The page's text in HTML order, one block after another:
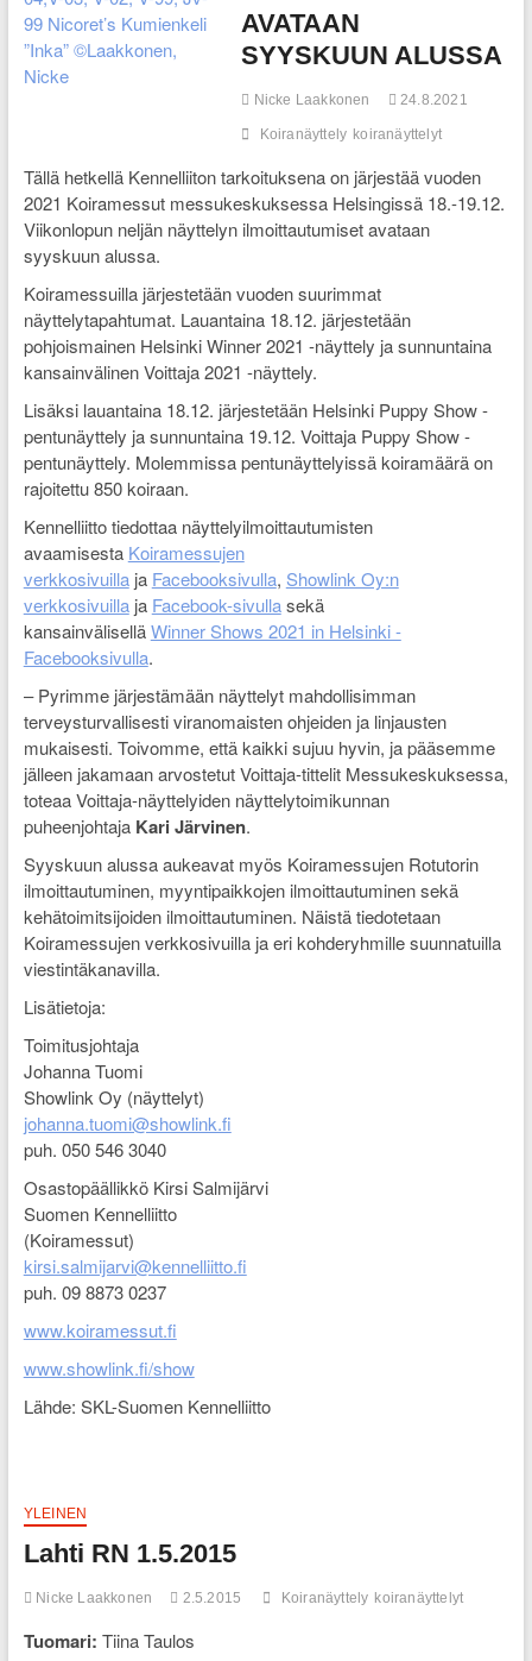
AVATAAN
SYYSKUUN ALUSSA
Nicke Laakkonen 24.8.2021
Koiranäyttely koiranäyttelyt
Tällä hetkellä Kennelliiton tarkoituksena on järjestää vuoden
2021 Koiramessut messukeskuksessa Helsingissä 18.-19.12.
Viikonlopun neljän näyttelyn ilmoittautumiset avataan
syyskuun alussa.
Koiramessuilla järjestetään vuoden suurimmat
näyttelytapahtumat. Lauantaina 18.12. järjestetään
pohjoismainen Helsinki Winner 2021 -näyttely ja sunnuntaina
kansainvälinen Voittaja 2021 -näyttely.
Lisäksi lauantaina 18.12. järjestetään Helsinki Puppy Show -
pentunäyttely ja sunnuntaina 19.12. Voittaja Puppy Show -
pentunäyttely. Molemmissa pentunäyttelyissä koiramäärä on
rajoitettu 850 koiraan.
Kennelliitto tiedottaa näyttelyilmoittautumisten
avaamisesta Koiramessujen
verkkosivuillaja Facebooksivulla, Showlink Oy:n
verkkosivuillaja Facebook-sivullasekä
kansainväliselläWinner Shows 2021 in Helsinki -
Facebooksivulla.
– Pyrimme järjestämään näyttelyt mahdollisimman
terveysturvallisesti viranomaisten ohjeiden ja linjausten
mukaisesti. Toivomme, että kaikki sujuu hyvin, ja pääsemme
jälleen jakamaan arvostetut Voittaja-tittelit Messukeskuksessa,
toteaa Voittaja-näyttelyiden näyttelytoimikunnan
puheenjohtaja Kari Järvinen.
Syyskuun alussa aukeavat myös Koiramessujen Rotutorin
ilmoittautuminen, myyntipaikkojen ilmoittautuminen sekä
kehätoimitsijoiden ilmoittautuminen. Näistä tiedotetaan
Koiramessujen verkkosivuilla ja eri kohderyhmille suunnatuilla
viestintäkanavilla.
Lisätietoja:
Toimitusjohtaja
Johanna Tuomi
Showlink Oy (näyttelyt)
johanna.tuomi@showlink.fi
puh. 050 546 3040
Osastopäällikkö Kirsi Salmijärvi
Suomen Kennelliitto
(Koiramessut)
kirsi.salmijarvi@kennelliitto.fi
puh. 09 8873 0237
www.koiramessut.fi
www.showlink.fi/show
Lähde: SKL-Suomen Kennelliitto
YLEINEN
Lahti RN 1.5.2015
Nicke Laakkonen 2.5.2015 Koiranäyttely koiranäyttelyt
Tuomari: Tiina Taulos